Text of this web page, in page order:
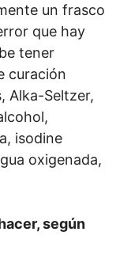
un frasco
que hay
tener
curación
Alka-Seltzer,
isodine
oxigenada,
según